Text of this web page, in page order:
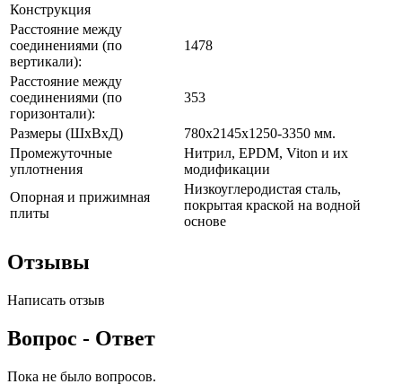
Конструкция
Расстояние между
соединениями (по
вертикали):
1478
Расстояние между
соединениями (по
горизонтали):
353
Размеры (ШхВхД)
780х2145х1250-3350 мм.
Промежуточные
уплотнения
Нитрил, EPDM, Viton и их
модификации
Опорная и прижимная
плиты
Низкоуглеродистая сталь,
покрытая краской на водной
основе
Отзывы
Написать отзыв
Вопрос - Ответ
Пока не было вопросов.